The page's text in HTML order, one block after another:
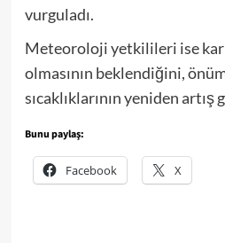
vurguladı.
Meteoroloji yetkilileri ise kar
olmasının beklendiğini,
sıcaklıklarının yeniden
Bunu paylaş:
Facebook X